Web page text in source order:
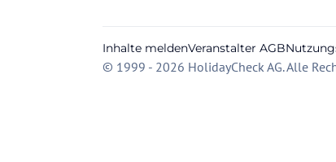
Inhalte meldenVeranstalter AGB
© 1999 - 2026 HolidayCheck AG. Alle